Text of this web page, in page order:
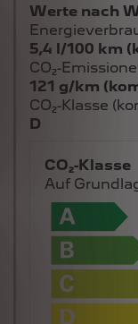
Werte nach
5,4 l/100 km
CO₂-
121 g/km
CO₂-Klasse
D
CO₂-Klasse
Auf